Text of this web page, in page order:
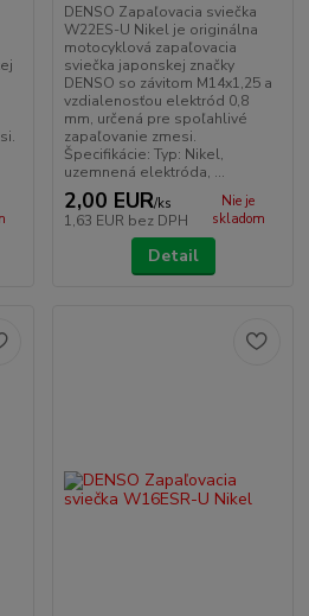
DENSO Zapaľovacia sviečka
W22ES-U Nikel je originálna
motocyklová zapaľovacia
sviečka japonskej značky
DENSO so závitom M14x1,25 a
vzdialenosťou elektród 0,8
mm, určená pre spoľahlivé
zapaľovanie zmesi.
Špecifikácie: Typ: Nikel,
uzemnená elektróda, ...
2,00 EUR/ks
1,63 EUR bez DPH
Nie je
skladom
Detail